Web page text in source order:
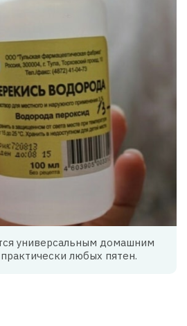
универсальным домашним
любых пятен.